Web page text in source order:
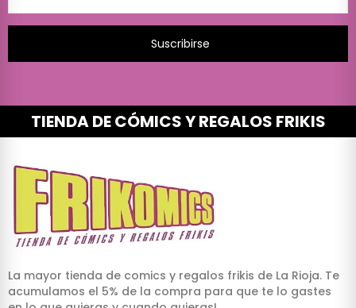
Suscribirse
TIENDA DE CÓMICS Y REGALOS FRIKIS
La mayor tienda de comics y regalos frikis de La Rioja. Te
acumulamos el 5% de la compra para que te lo gastes